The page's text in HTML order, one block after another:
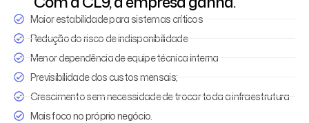
Maior estabilidade para sistemas críticos
Redução do risco de indisponibilidade
Menor dependência de equipe técnica interna
Previsibilidade dos custos mensais;
Crescimento sem necessidade de trocar toda a infraestrutura
Mais foco no próprio negócio.